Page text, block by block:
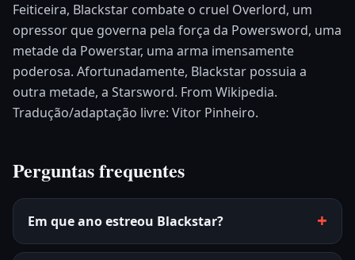
Feiticeira, Blackstar combate o cruel Overlord, um
opressor que governa pela força da Powersword, uma
metade da Powerstar, uma arma imensamente
poderosa. Afortunadamente, Blackstar possuia a
outra metade, a Starsword. From Wikipedia.
Tradução/adaptação livre: Vitor Pinheiro.
Perguntas frequentes
Em que ano estreou Blackstar?